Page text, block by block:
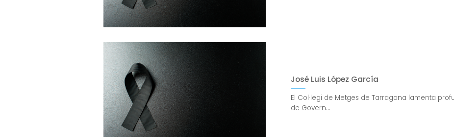
José Luis López García
El Col·legi de Metges de Tarragona lamenta
de Govern...